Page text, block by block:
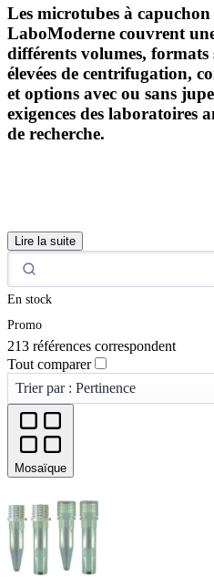
Les microtubes à
LaboModerne couvrent
différents volumes, formats
élevées de centrifugation,
et options avec ou sans
exigences des laboratoires
de recherche.
Lire la suite
En stock
Promo
213 références correspondent
Tout comparer
Mosaïque